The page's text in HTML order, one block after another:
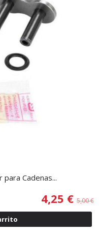
para Cadenas...
4,25 € 5,00 €